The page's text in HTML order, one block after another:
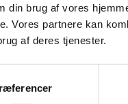
din brug af vores
Vores partnere kan
af deres tjenester.
med den
Archie refererer til de